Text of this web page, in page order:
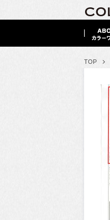
TOP >